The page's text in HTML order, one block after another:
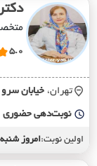
5.0
تهران، خيابان
نوبت‌دهی حضوری
اولین نوبت:امروز شنبه 17مرداد